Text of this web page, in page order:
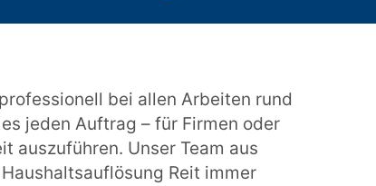
bei allen Arbeiten rund
jeden Auftrag – für Firmen oder
auszuführen. Unser Team aus
Reit immer